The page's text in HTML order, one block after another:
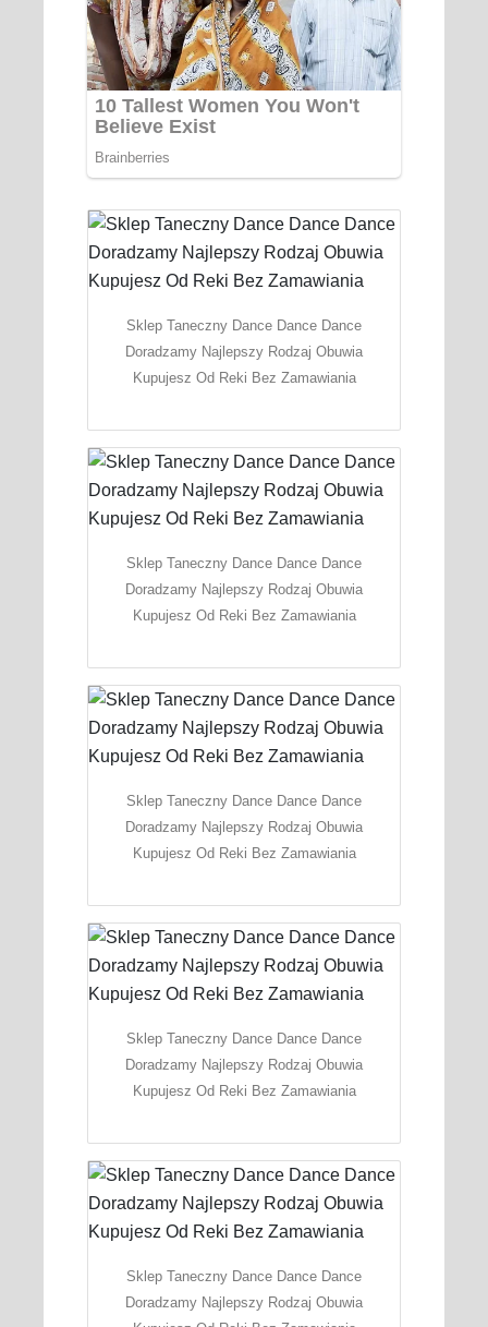
Sklep Taneczny Dance Dance Dance
Doradzamy Najlepszy Rodzaj Obuwia
Kupujesz Od Reki Bez Zamawiania
Sklep Taneczny Dance Dance Dance
Doradzamy Najlepszy Rodzaj Obuwia
Kupujesz Od Reki Bez Zamawiania
Sklep Taneczny Dance Dance Dance
Doradzamy Najlepszy Rodzaj Obuwia
Kupujesz Od Reki Bez Zamawiania
Sklep Taneczny Dance Dance Dance
Doradzamy Najlepszy Rodzaj Obuwia
Kupujesz Od Reki Bez Zamawiania
Sklep Taneczny Dance Dance Dance
Doradzamy Najlepszy Rodzaj Obuwia